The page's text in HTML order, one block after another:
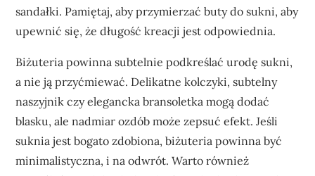
sandałki. Pamiętaj, aby przymierzać buty do sukni, aby
upewnić się, że długość kreacji jest odpowiednia.
Biżuteria powinna subtelnie podkreślać urodę sukni,
a nie ją przyćmiewać. Delikatne kolczyki, subtelny
naszyjnik czy elegancka bransoletka mogą dodać
blasku, ale nadmiar ozdób może zepsuć efekt. Jeśli
suknia jest bogato zdobiona, biżuteria powinna być
minimalistyczna, i na odwrót. Warto również